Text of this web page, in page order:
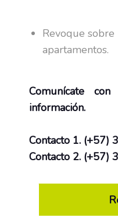
Revoque
apartamentos.
Comunícate
información.
Contacto 1. (+57)
Contacto 2. (+57)